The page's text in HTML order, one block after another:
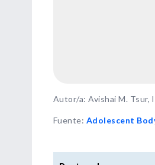
Autor/a: Avishai M. Tsur,
Fuente: Adolescent